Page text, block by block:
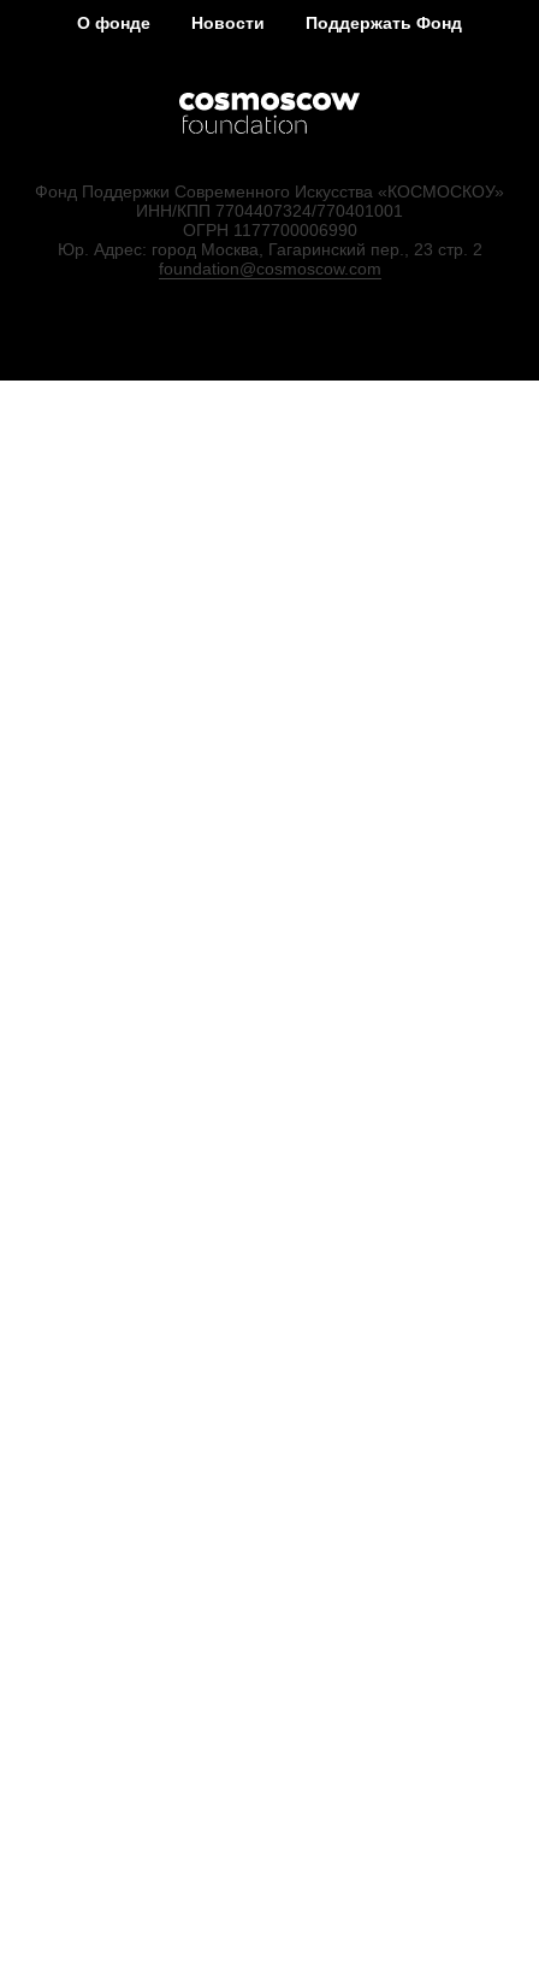
О фонде Новости Поддержать Фонд
Фонд Поддержки Современного Искусства «КОСМОСКОУ»
ИНН/КПП 7704407324/770401001
ОГРН 1177700006990
Юр. Адрес: город Москва, Гагаринский пер., 23 стр. 2
foundation@cosmoscow.com